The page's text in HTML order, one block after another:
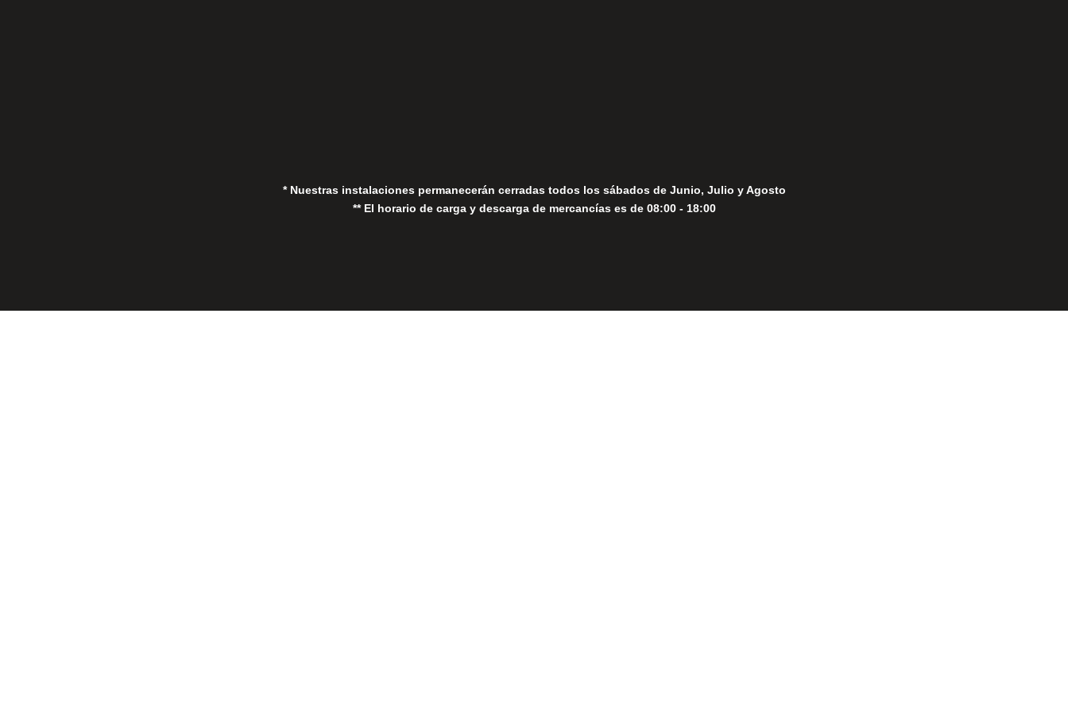
* Nuestras instalaciones permanecerán cerradas todos los sábados de Junio, Julio y Agosto
** El horario de carga y descarga de mercancías es de 08:00 - 18:00